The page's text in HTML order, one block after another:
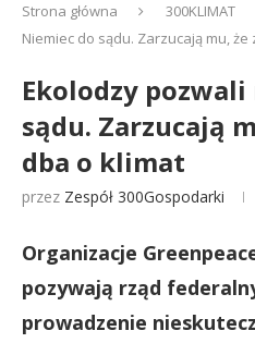
Strona główna 300KLIMAT
Niemiec do sądu. Zarzucają mu, że
Ekolodzy
sądu. Zarzucają
dba o klimat
przez Zespół 300Gospodarki
Organizacje
pozywają rząd
prowadzenie